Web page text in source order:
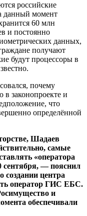
российские
данный момент
60 млн
и постоянно
данных,
получают
будут процессоры в
почему
в законопроекте и
что
определённой
Шадаев
самые
«оператора
сентября, — пояснил
о создании центра
оператор ГИС ЕБС.
ущество и
ента обеспечивали